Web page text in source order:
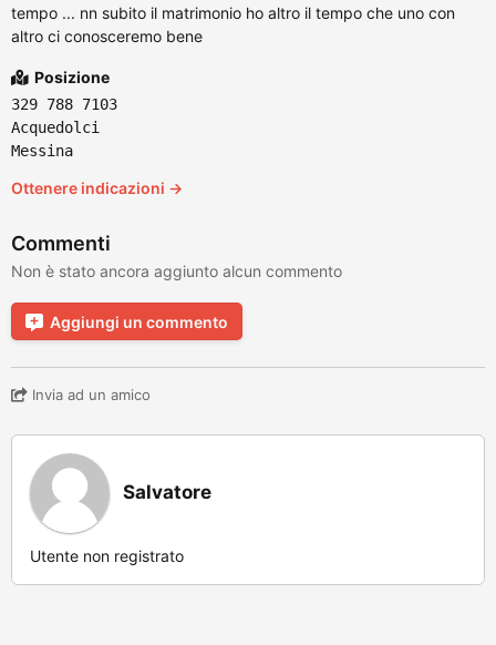
tempo ... nn subito il matrimonio ho altro il tempo che uno con
altro ci conosceremo bene
Posizione
329 788 7103
Acquedolci
Messina
Ottenere indicazioni →
Commenti
Non è stato ancora aggiunto alcun commento
Aggiungi un commento
Invia ad un amico
Salvatore
Utente non registrato